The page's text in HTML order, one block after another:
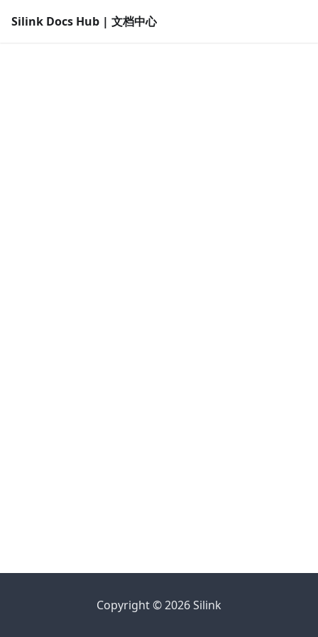
Silink Docs Hub | 文档中心
Copyright © 2026 Silink